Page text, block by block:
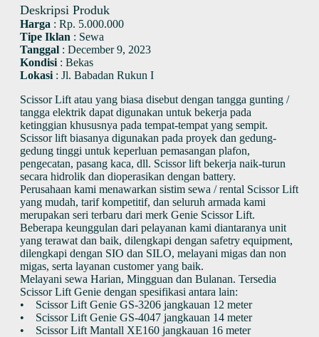
Deskripsi Produk
Harga : Rp. 5.000.000
Tipe Iklan : Sewa
Tanggal : December 9, 2023
Kondisi : Bekas
Lokasi : Jl. Babadan Rukun I
Scissor Lift atau yang biasa disebut dengan tangga gunting /
tangga elektrik dapat digunakan untuk bekerja pada
ketinggian khususnya pada tempat-tempat yang sempit.
Scissor lift biasanya digunakan pada proyek dan gedung-
gedung tinggi untuk keperluan pemasangan plafon,
pengecatan, pasang kaca, dll. Scissor lift bekerja naik-turun
secara hidrolik dan dioperasikan dengan battery.
Perusahaan kami menawarkan sistim sewa / rental Scissor Lift
yang mudah, tarif kompetitif, dan seluruh armada kami
merupakan seri terbaru dari merk Genie Scissor Lift.
Beberapa keunggulan dari pelayanan kami diantaranya unit
yang terawat dan baik, dilengkapi dengan safetry equipment,
dilengkapi dengan SIO dan SILO, melayani migas dan non
migas, serta layanan customer yang baik.
Melayani sewa Harian, Mingguan dan Bulanan. Tersedia
Scissor Lift Genie dengan spesifikasi antara lain:
• Scissor Lift Genie GS-3206 jangkauan 12 meter
• Scissor Lift Genie GS-4047 jangkauan 14 meter
• Scissor Lift Mantall XE160 jangkauan 16 meter